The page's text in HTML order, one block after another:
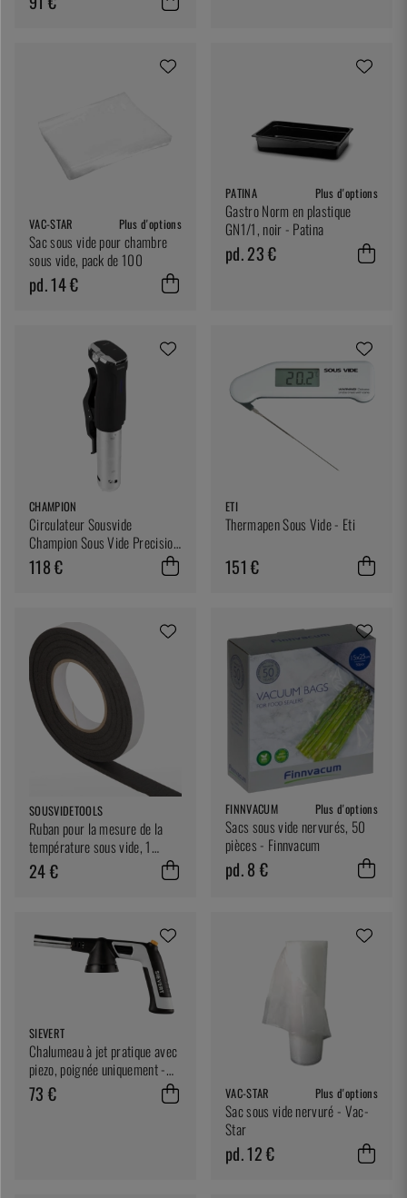
VAC-STAR Plus d'options
Sac sous vide pour chambre
sous vide, pack de 100
pd. 14 €
PATINA Plus d'options
Gastro Norm en plastique
GN1/1, noir - Patina
pd. 23 €
CHAMPION
Circulateur Sousvide
Champion Sous Vide Precision
Cooker
118 €
ETI
Thermapen Sous Vide - Eti
151 €
SOUSVIDETOOLS
Ruban pour la mesure de la
température sous vide, 1
mètre
24 €
FINNVACUM Plus d'options
Sacs sous vide nervurés, 50
pièces - Finnvacum
pd. 8 €
SIEVERT
Chalumeau à jet pratique avec
piezo, poignée uniquement -
Sievert
73 € VAC-STAR Plus d'options
Sac sous vide nervuré - Vac-
Star
pd. 12 €